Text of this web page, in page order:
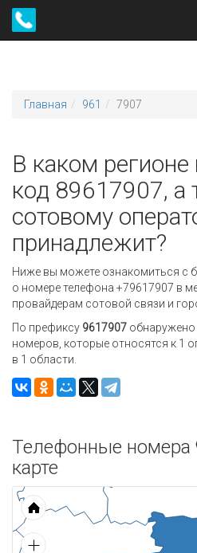
Главная 961 7907
В каком регионе
код 89617907, а
сотовому
принадлежит?
Ниже вы можете ознакомиться с
о номере телефона +79617907 в
провайдерам сотовой связи и
По префиксу 9617907
номеров, которые относятся к 1
в 1 области.
Телефонные номера
карте